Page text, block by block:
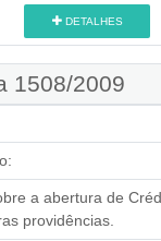
DETALHES
1508/2009
a abertura de
providências.